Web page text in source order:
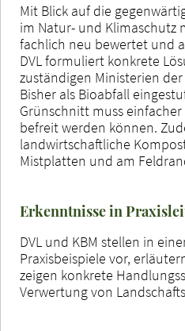
Mit Blick auf die
im Natur- und Klimaschutz
fachlich neu bewertet und
DVL formuliert konkrete
zuständigen Ministerien
Bisher als Bioabfall
Grünschnitt muss
befreit werden können.
landwirtschaftliche
Mistplatten und am
Erkenntnisse in
DVL und KBM stellen in
Praxisbeispiele vor,
zeigen konkrete
Verwertung von